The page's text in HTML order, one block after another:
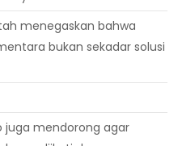
menegaskan bahwa
bukan sekadar solusi
juga mendorong agar